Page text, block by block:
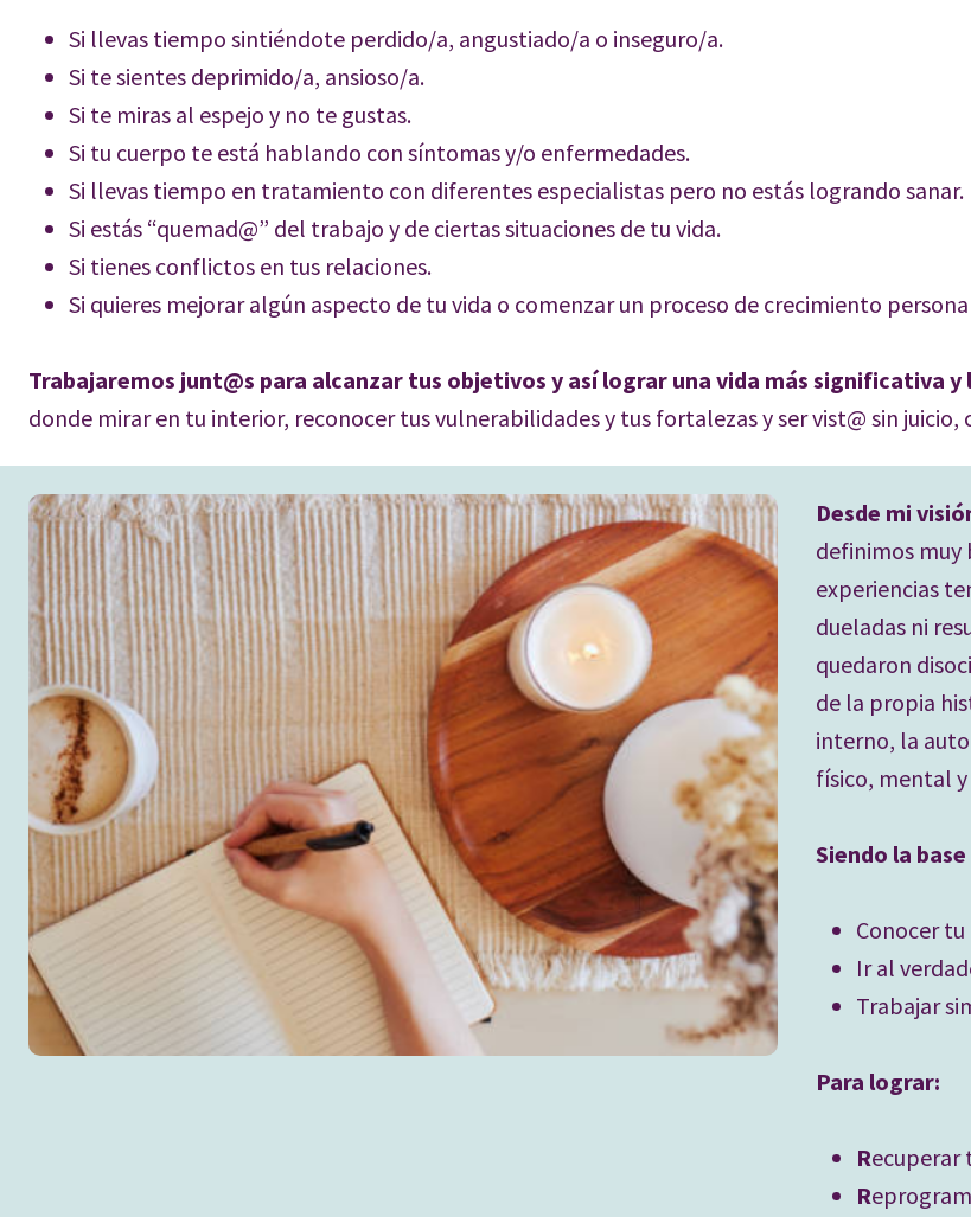
Si llevas tiempo sintiéndote perdido/a, angustiado/a o inseguro/a.
Si te sientes deprimido/a, ansioso/a.
Si te miras al espejo y no te gustas.
Si tu cuerpo te está hablando con síntomas y/o enfermedades.
Si llevas tiempo en tratamiento con diferentes especialistas pero no estás logrando sanar.
Si estás “quemad@” del trabajo y de ciertas situaciones de tu vida.
Si tienes conflictos en tus relaciones.
Si quieres mejorar algún aspecto de tu vida o comenzar un proceso de crecimiento
Trabajaremos junt@s para alcanzar tus objetivos y así lograr una vida más significativa y
donde mirar en tu interior, reconocer tus vulnerabilidades y tus fortalezas y ser vist@ sin
Desde mi
definimos muy
experiencias
dueladas ni
quedaron
de la propia
interno, la
físico, mental
Siendo la
Conocer
Ir al
Trabajar
Para lograr:
Recuperar
R